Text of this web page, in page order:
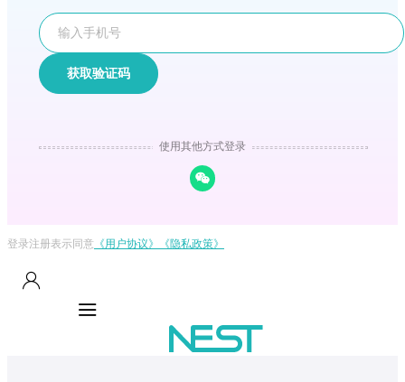
获取验证码
使用其他方式登录
登录注册表示同意 《用户协议》 《隐私政策》